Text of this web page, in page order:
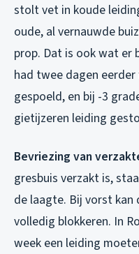
stolt vet in koude
oude, al vernauwde
prop. Dat is ook wat er
had twee dagen
gespoeld, en bij -3
gietijzeren leiding
Bevriezing van
gresbuis verzakt is,
de laagte. Bij vorst kan
volledig blokkeren. In
week een leiding